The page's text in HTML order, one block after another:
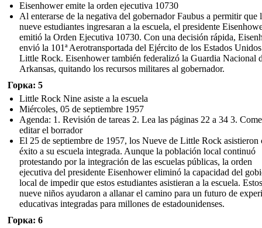
Eisenhower emite la orden ejecutiva 10730
Al enterarse de la negativa del gobernador Faubus a permitir que
nueve estudiantes ingresaran a la escuela, el presidente
emitió la Orden Ejecutiva 10730. Con una decisión rápida,
envió la 101ª Aerotransportada del Ejército de los Estados
Little Rock. Eisenhower también federalizó la Guardia Nacional
Arkansas, quitando los recursos militares al gobernador.
Горка: 5
Little Rock Nine asiste a la escuela
Miércoles, 05 de septiembre 1957
Agenda: 1. Revisión de tareas 2. Lea las páginas 22 a 34 3.
editar el borrador
El 25 de septiembre de 1957, los Nueve de Little Rock asistieron
éxito a su escuela integrada. Aunque la población local continuó
protestando por la integración de las escuelas públicas, la orden
ejecutiva del presidente Eisenhower eliminó la capacidad del
local de impedir que estos estudiantes asistieran a la escuela. Estos
nueve niños ayudaron a allanar el camino para un futuro de
educativas integradas para millones de estadounidenses.
Горка: 6